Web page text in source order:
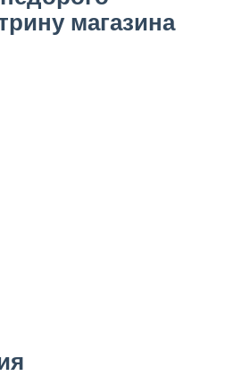
магазина